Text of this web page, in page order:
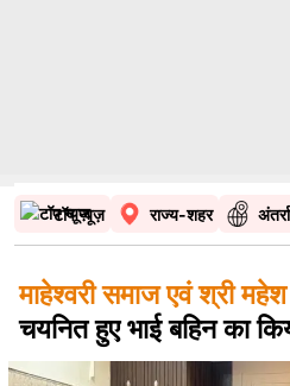
टॉप न्यूज़ राज्य-शहर
माहेश्वरी समाज एवं श्री
चयनित हुए भाई बहिन का